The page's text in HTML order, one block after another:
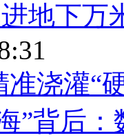
地下
浇灌“
”背后